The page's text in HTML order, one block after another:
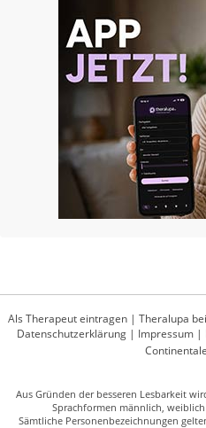
Als Therapeut eintragen | Theralupa
Datenschutzerklärung| Impressum|
Continentale
Aus Gründen der besseren Lesbarkeit
Sprachformen männlich,
Sämtliche Personenbezeichnungen